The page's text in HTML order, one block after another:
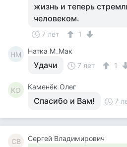
жизнь и теперь
человеком.
7 лет 1
НМ Натка М_Мак
Удачи 7 лет 1
КО Каменёк Олег
Спасибо и Вам! 7
СВ Сергей Владимирович